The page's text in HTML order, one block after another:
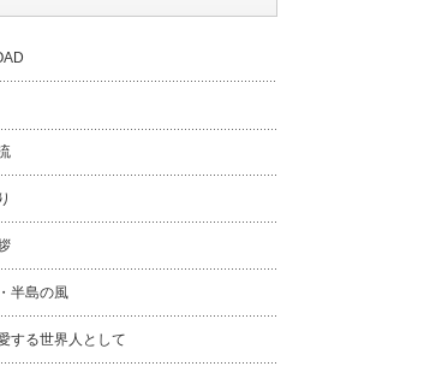
半島の風
する世界人として